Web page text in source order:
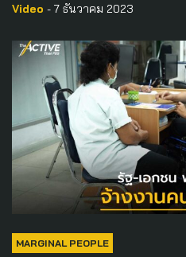
Video - 7 ธันวาคม 2023
MARGINAL PEOPLE